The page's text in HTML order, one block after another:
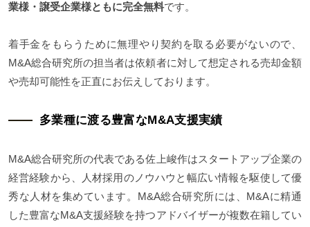
業様・譲受企業様ともに完全無料です。
着手金をもらうために無理やり契約を取る必要がないので、
M&A総合研究所の担当者は依頼者に対して想定される売却金額
や売却可能性を正直にお伝えしております。
多業種に渡る豊富なM&A支援実績
M&A総合研究所の代表である佐上峻作はスタートアップ企業の
経営経験から、人材採用のノウハウと幅広い情報を駆使して優
秀な人材を集めています。M&A総合研究所には、M&Aに精通
した豊富なM&A支援経験を持つアドバイザーが複数在籍してい